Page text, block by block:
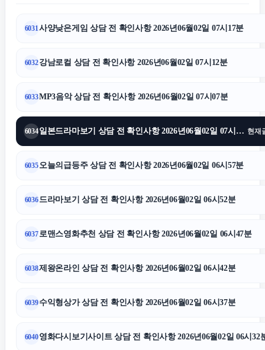
6031 사양낮은게임 상담 전 확인사항 2026년06월02일 07시17분
6032강남로컬 상담 전 확인사항 2026년06월02일 07시12분
6033MP3음악 상담 전 확인사항 2026년06월02일 07시07분
6034 일본드라마보기 상담 전 확인사항 2026년06월02일 07시01분 현재
6035오늘의급등주 상담 전 확인사항 2026년06월02일 06시57분
6036드라마보기 상담 전 확인사항 2026년06월02일 06시52분
6037로맨스영화추천 상담 전 확인사항 2026년06월02일 06시47분
6038제왕온라인 상담 전 확인사항 2026년06월02일 06시42분
6039수익형상가 상담 전 확인사항 2026년06월02일 06시37분
6040영화다시보기사이트 상담 전 확인사항 2026년06월02일 06시32